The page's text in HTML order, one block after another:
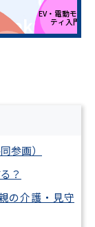
EV・電動モビリ
ティ入門
設計品質
参画）
？
の介護・見守